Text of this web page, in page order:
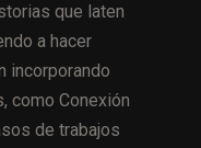
que laten
a hacer
incorporando
como Conexión
de trabajos